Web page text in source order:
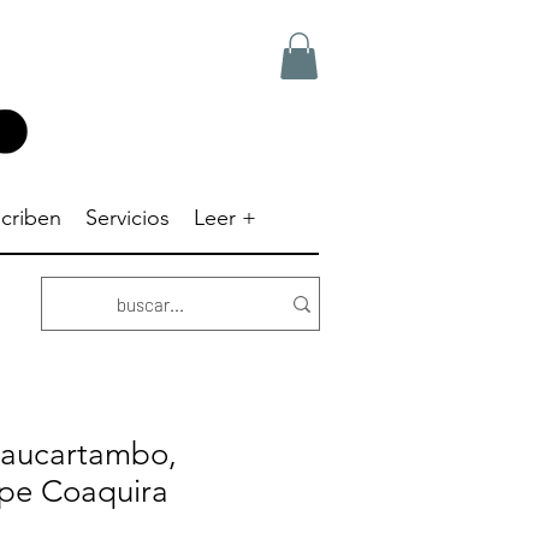
Servicios Leer +
Coaquira